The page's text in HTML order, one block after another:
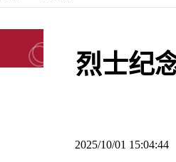
烈士纪
2025/10/01